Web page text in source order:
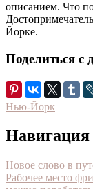
Поделиться с
Нью-Йорк
Навигация
Новое слово в
Рабочее место